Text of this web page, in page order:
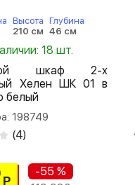
Высота
210 см
Глубина
46 см
18 шт.
шкаф 2-х
Хелен ШК 01 в
белый
198749
(4)
Р
-55 %